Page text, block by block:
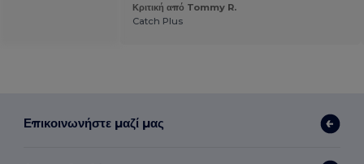
Κριτική από Tommy R.
Catch Plus
Επικοινωνήστε μαζί μας